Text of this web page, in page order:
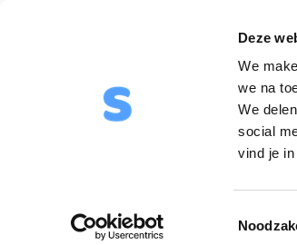
Deze
We
we na
We
social
vind je in
o